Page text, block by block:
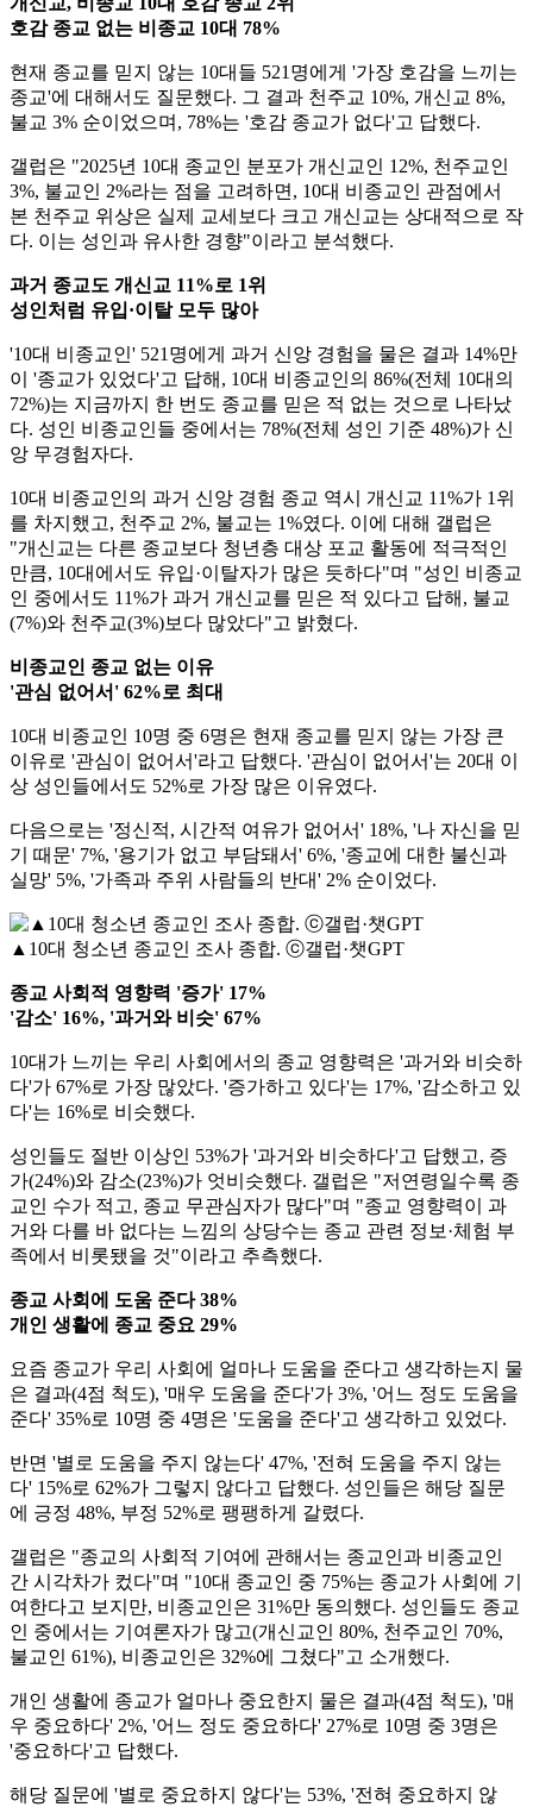
호감 종교 없는 비종교 10대 78%
현재 종교를 믿지 않는 10대들 521명에게 '가장 호감을 느끼는
종교'에 대해서도 질문했다. 그 결과 천주교 10%, 개신교 8%,
불교 3% 순이었으며, 78%는 '호감 종교가 없다'고 답했다.
갤럽은 "2025년 10대 종교인 분포가 개신교인 12%, 천주교인
3%, 불교인 2%라는 점을 고려하면, 10대 비종교인 관점에서
본 천주교 위상은 실제 교세보다 크고 개신교는 상대적으로 작
다. 이는 성인과 유사한 경향"이라고 분석했다.
과거 종교도 개신교 11%로 1위
성인처럼 유입·이탈 모두 많아
'10대 비종교인' 521명에게 과거 신앙 경험을 물은 결과 14%만
이 '종교가 있었다'고 답해, 10대 비종교인의 86%(전체 10대의
72%)는 지금까지 한 번도 종교를 믿은 적 없는 것으로 나타났
다. 성인 비종교인들 중에서는 78%(전체 성인 기준 48%)가 신
앙 무경험자다.
10대 비종교인의 과거 신앙 경험 종교 역시 개신교 11%가 1위
를 차지했고, 천주교 2%, 불교는 1%였다. 이에 대해 갤럽은
"개신교는 다른 종교보다 청년층 대상 포교 활동에 적극적인
만큼, 10대에서도 유입·이탈자가 많은 듯하다"며 "성인 비종교
인 중에서도 11%가 과거 개신교를 믿은 적 있다고 답해, 불교
(7%)와 천주교(3%)보다 많았다"고 밝혔다.
비종교인 종교 없는 이유
'관심 없어서' 62%로 최대
10대 비종교인 10명 중 6명은 현재 종교를 믿지 않는 가장 큰
이유로 '관심이 없어서'라고 답했다. '관심이 없어서'는 20대 이
상 성인들에서도 52%로 가장 많은 이유였다.
다음으로는 '정신적, 시간적 여유가 없어서' 18%, '나 자신을 믿
기 때문' 7%, '용기가 없고 부담돼서' 6%, '종교에 대한 불신과
실망' 5%, '가족과 주위 사람들의 반대' 2% 순이었다.
▲10대 청소년 종교인 조사 종합. ⓒ갤럽·챗GPT
종교 사회적 영향력 '증가' 17%
'감소' 16%, '과거와 비슷' 67%
10대가 느끼는 우리 사회에서의 종교 영향력은 '과거와 비슷하
다'가 67%로 가장 많았다. '증가하고 있다'는 17%, '감소하고 있
다'는 16%로 비슷했다.
성인들도 절반 이상인 53%가 '과거와 비슷하다'고 답했고, 증
가(24%)와 감소(23%)가 엇비슷했다. 갤럽은 "저연령일수록 종
교인 수가 적고, 종교 무관심자가 많다"며 "종교 영향력이 과
거와 다를 바 없다는 느낌의 상당수는 종교 관련 정보·체험 부
족에서 비롯됐을 것"이라고 추측했다.
종교 사회에 도움 준다 38%
개인 생활에 종교 중요 29%
요즘 종교가 우리 사회에 얼마나 도움을 준다고 생각하는지 물
은 결과(4점 척도), '매우 도움을 준다'가 3%, '어느 정도 도움을
준다' 35%로 10명 중 4명은 '도움을 준다'고 생각하고 있었다.
반면 '별로 도움을 주지 않는다' 47%, '전혀 도움을 주지 않는
다' 15%로 62%가 그렇지 않다고 답했다. 성인들은 해당 질문
에 긍정 48%, 부정 52%로 팽팽하게 갈렸다.
갤럽은 "종교의 사회적 기여에 관해서는 종교인과 비종교인
간 시각차가 컸다"며 "10대 종교인 중 75%는 종교가 사회에 기
여한다고 보지만, 비종교인은 31%만 동의했다. 성인들도 종교
인 중에서는 기여론자가 많고(개신교인 80%, 천주교인 70%,
불교인 61%), 비종교인은 32%에 그쳤다"고 소개했다.
개인 생활에 종교가 얼마나 중요한지 물은 결과(4점 척도), '매
우 중요하다' 2%, '어느 정도 중요하다' 27%로 10명 중 3명은
'중요하다'고 답했다.
해당 질문에 '별로 중요하지 않다'는 53%, '전혀 중요하지 않